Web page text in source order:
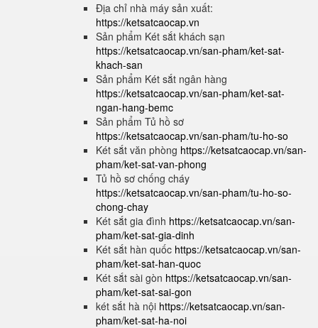
Địa chỉ nhà máy sản xuất:
https://ketsatcaocap.vn
Sản phẩm Két sắt khách sạn
https://ketsatcaocap.vn/san-pham/ket-sat-
khach-san
Sản phẩm Két sắt ngân hàng
https://ketsatcaocap.vn/san-pham/ket-sat-
ngan-hang-bemc
Sản phẩm Tủ hồ sơ
https://ketsatcaocap.vn/san-pham/tu-ho-so
Két sắt văn phòng https://ketsatcaocap.vn/san-
pham/ket-sat-van-phong
Tủ hồ sơ chống cháy
https://ketsatcaocap.vn/san-pham/tu-ho-so-
chong-chay
Két sắt gia đình https://ketsatcaocap.vn/san-
pham/ket-sat-gia-dinh
Két sắt hàn quốc https://ketsatcaocap.vn/san-
pham/ket-sat-han-quoc
Két sắt sài gòn https://ketsatcaocap.vn/san-
pham/ket-sat-sai-gon
két sắt hà nội https://ketsatcaocap.vn/san-
pham/ket-sat-ha-noi